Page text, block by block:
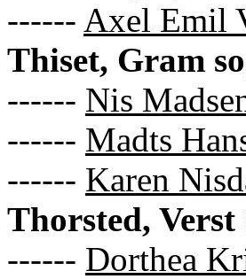
------ Axel Emil
Thiset, Gram
------ Nis
------ Madts
------ Karen
Thorsted,
------ Dorthea